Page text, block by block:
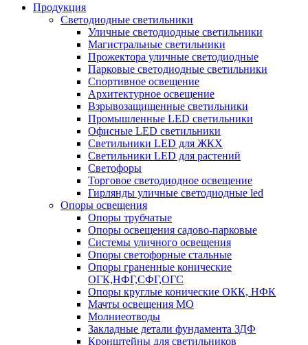
Продукция
Светодиодные светильники
Уличные светодиодные светильники
Магистральные светильники
Прожектора уличные светодиодные
Парковые светодиодные светильники
Спортивное освещение
Архитектурное освещение
Взрывозащищенные светильники
Промышленные LED светильники
Офисные LED светильники
Cветильники LED для ЖКХ
Светильники LED для растений
Светофоры
Торговое светодиодное освещение
Гирлянды уличные светодиодные led
Опоры освещения
Опоры трубчатые
Опоры освещения садово-парковые
Системы уличного освещения
Опоры светофорные стальные
Опоры граненные конические
ОГК,НФГ,СФГ,ОГС
Опоры круглые конические ОКК, НФК
Мачты освещения МО
Молниеотводы
Закладные детали фундамента ЗДФ
Кронштейны для светильников